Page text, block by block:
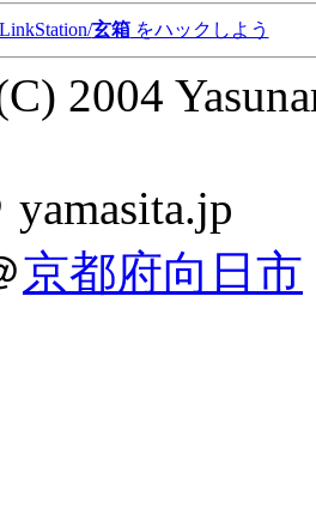
LinkStation/玄箱をハックしよう
2004
yamasita.jp
京都府向日市